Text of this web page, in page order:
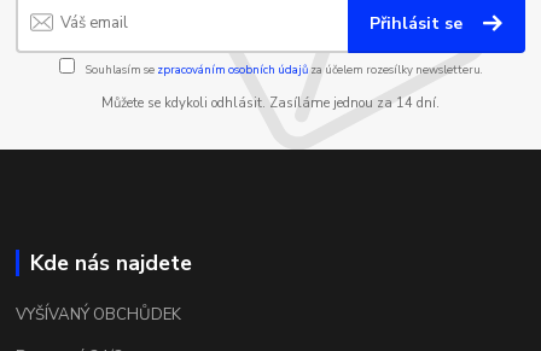
Přihlásit se
Souhlasím se zpracováním osobních údajůza účelem rozesílky newsletteru.
Můžete se kdykoli odhlásit. Zasíláme jednou za 14 dní.
Kde nás najdete
VYŠÍVANÝ OBCHŮDEK